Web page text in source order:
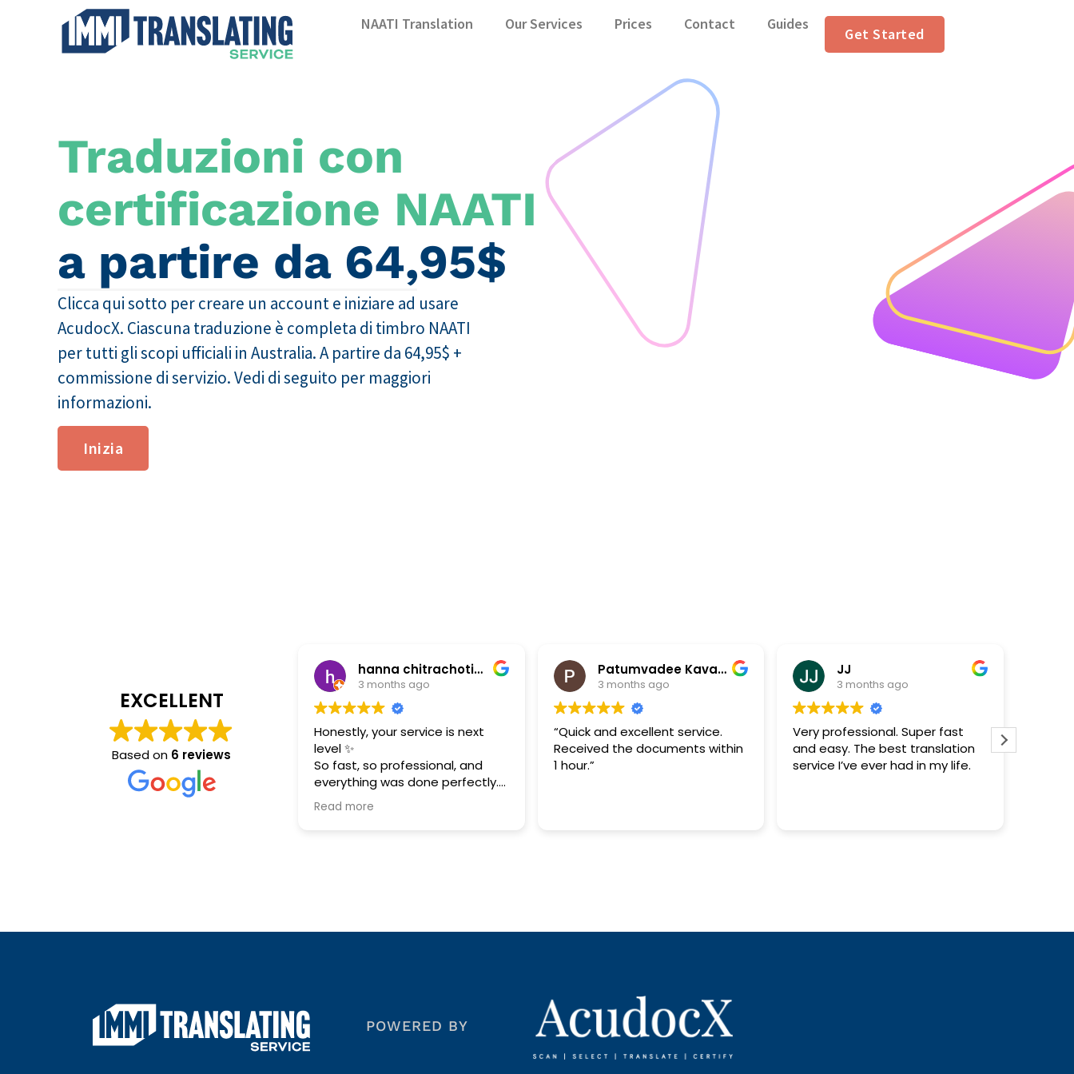
NAATI Translation Our Services Prices Contact Guides
Get Started
Traduzioni con
certificazione NAATI
a partire da 64,95$
Clicca qui sotto per creare un account e iniziare ad usare
AcudocX. Ciascuna traduzione è completa di timbro NAATI
per tutti gli scopi ufficiali in Australia. A partire da 64,95$ +
commissione di servizio. Vedi di seguito per maggiori
informazioni.
Inizia
EXCELLENT
Based on 6 reviews
hanna chitrachotikun
3 months ago
Honestly, your service is next
So fast, so professional, and
everything was done perfectly.
I’m genuinely so impressed
faster than a rocket 🚀☺️
Read more
Patumvadee Kavanagh
3 months ago
“Quick and excellent service.
Received the documents within
JJ
3 months ago
Very professional. Super fast
and easy. The best translation
service I’ve ever had in my life.
Quick and
POWERED BY